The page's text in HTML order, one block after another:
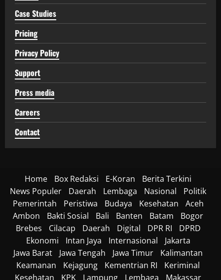
Case Studies
Pricing
Privacy Policy
Support
Press media
Careers
Contact
Home Box Redaksi E-Koran
Berita Terkini
News Populer
Daerah Lembaga Nasional
Politik
Pemerintah
Peristiwa Budaya Kesehatan
Aceh
Ambon
Bakti Sosial Bali Banten Batam
Bogor
Brebes
Cilacap Daerah Digital DPR RI
DPRD
Ekonomi
Intan Jaya Internasional
Jakarta
Jawa Barat
Jawa Tengah Jawa Timur
Kalimantan
Keamanan
Kejagung Kementrian RI
Keriminal
Kesehatan
KPK Lampung Lembaga Makassar